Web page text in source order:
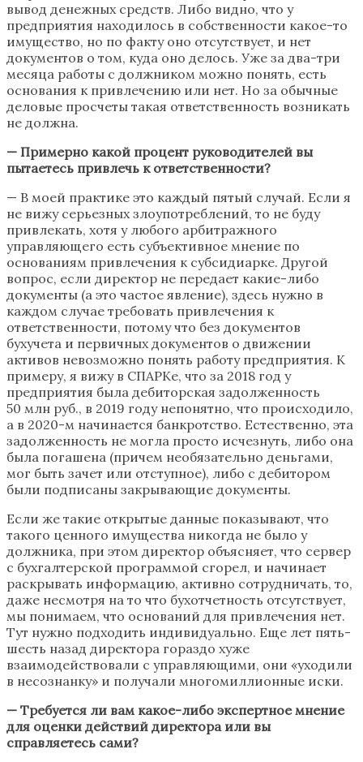
вывод денежных средств. Либо видно, что у
предприятия находилось в собственности какое-то
имущество, но по факту оно отсутствует, и нет
документов о том, куда оно делось. Уже за два-три
месяца работы с должником можно понять, есть
основания к привлечению или нет. Но за обычные
деловые просчеты такая ответственность возникать
не должна.
— Примерно какой процент руководителей вы
пытаетесь привлечь к ответственности?
— В моей практике это каждый пятый случай. Если я
не вижу серьезных злоупотреблений, то не буду
привлекать, хотя у любого арбитражного
управляющего есть субъективное мнение по
основаниям привлечения к субсидиарке. Другой
вопрос, если директор не передает какие-либо
документы (а это частое явление), здесь нужно в
каждом случае требовать привлечения к
ответственности, потому что без документов
бухучета и первичных документов о движении
активов невозможно понять работу предприятия. К
примеру, я вижу в СПАРКе, что за 2018 год у
предприятия была дебиторская задолженность
50 млн руб., в 2019 году непонятно, что происходило,
а в 2020-м начинается банкротство. Естественно, эта
задолженность не могла просто исчезнуть, либо она
была погашена (причем необязательно деньгами,
мог быть зачет или отступное), либо с дебитором
были подписаны закрывающие документы.
Если же такие открытые данные показывают, что
такого ценного имущества никогда не было у
должника, при этом директор объясняет, что сервер
с бухгалтерской программой сгорел, и начинает
раскрывать информацию, активно сотрудничать, то,
даже несмотря на то что бухотчетность отсутствует,
мы понимаем, что оснований для привлечения нет.
Тут нужно подходить индивидуально. Еще лет пять-
шесть назад директора гораздо хуже
взаимодействовали с управляющими, они «уходили
в несознанку» и получали многомиллионные иски.
— Требуется ли вам какое-либо экспертное мнение
для оценки действий директора или вы
справляетесь сами?